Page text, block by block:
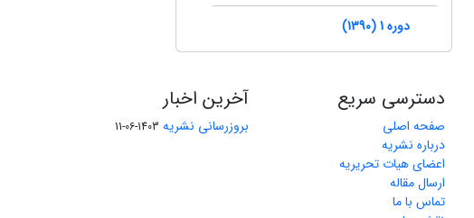
دوره 1 (1390)
دسترسی سریع
صفحه اصلی
درباره نشریه
اعضای هیات تحریریه
ارسال مقاله
تماس با ما
آخرین اخبار
بروزرسانی نشریه 1403-06-11